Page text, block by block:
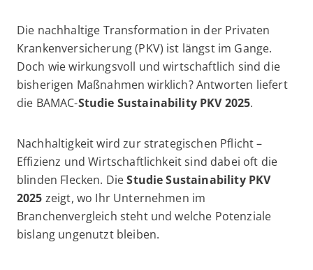
Die nachhaltige Transformation in der Privaten
Krankenversicherung (PKV) ist längst im Gange.
Doch wie wirkungsvoll und wirtschaftlich sind die
bisherigen Maßnahmen wirklich? Antworten liefert
die BAMAC-Studie Sustainability PKV 2025.
Nachhaltigkeit wird zur strategischen Pflicht –
Effizienz und Wirtschaftlichkeit sind dabei oft die
blinden Flecken. DieStudie Sustainability PKV
2025 zeigt, wo Ihr Unternehmen im
Branchenvergleich steht und welche Potenziale
bislang ungenutzt bleiben.